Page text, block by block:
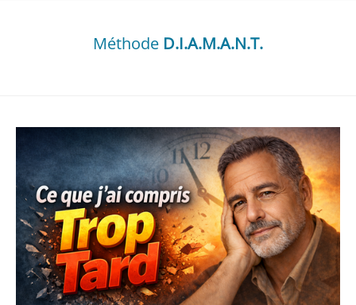
Méthode D.I.A.M.A.N.T.